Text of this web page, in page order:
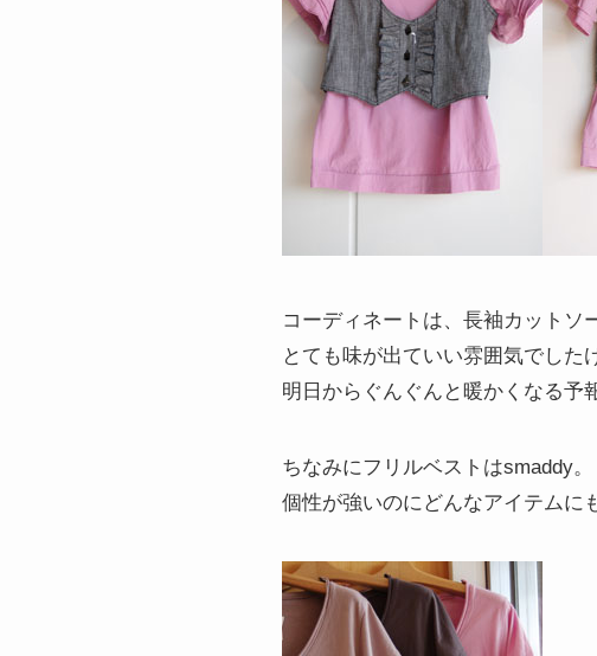
コーディネートは、長袖カットソ
とても味が出ていい雰囲気でした
明日からぐんぐんと暖かくなる予
ちなみにフリルベストはsmaddy。
個性が強いのにどんなアイテムに